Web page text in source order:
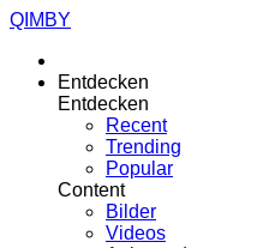
QIMBY
Entdecken
Entdecken
Recent
Trending
Popular
Content
Bilder
Videos